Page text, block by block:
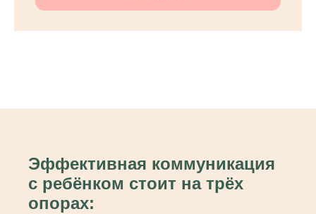
Эффективная коммуникация
с ребёнком стоит на трёх
опорах: